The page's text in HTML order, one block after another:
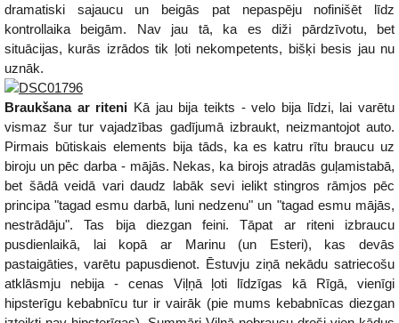
dramatiski sajaucu un beigās pat nepaspēju nofinišēt līdz
kontrollaika beigām. Nav jau tā, ka es diži pārdzīvotu, bet
situācijas, kurās izrādos tik ļoti nekompetents, bišķi besis jau nu
uznāk.
Braukšana ar riteni Kā jau bija teikts - velo bija līdzi, lai varētu
vismaz šur tur vajadzības gadījumā izbraukt, neizmantojot auto.
Pirmais būtiskais elements bija tāds, ka es katru rītu braucu uz
biroju un pēc darba - mājās. Nekas, ka birojs atradās guļamistabā,
bet šādā veidā vari daudz labāk sevi ielikt stingros rāmjos pēc
principa "tagad esmu darbā, luni nedzenu" un "tagad esmu mājās,
nestrādāju". Tas bija diezgan feini. Tāpat ar riteni izbraucu
pusdienlaikā, lai kopā ar Marinu (un Esteri), kas devās
pastaigāties, varētu papusdienot. Ēstuvju ziņā nekādu satriecošu
atklāsmju nebija - cenas Viļņā ļoti līdzīgas kā Rīgā, vienīgi
hipsterīgu kebabnīcu tur ir vairāk (pie mums kebabnīcas diezgan